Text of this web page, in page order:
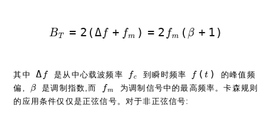
B_T = 2(\Delta f + f_m) =
BT = 2 (Δ f + fm ) = 2 fm ( β + 1)
其中
\Delta
Δ f 是从中心载波频率 f_c
fc 到瞬时频率 f(t)
f (t )
的峰值频
偏,
\beta
β 是调制指数,而 f_m
fm
为调制信号中的最高频率。卡森规则
的应用条件仅仅是正弦信号。对于非正弦信号: